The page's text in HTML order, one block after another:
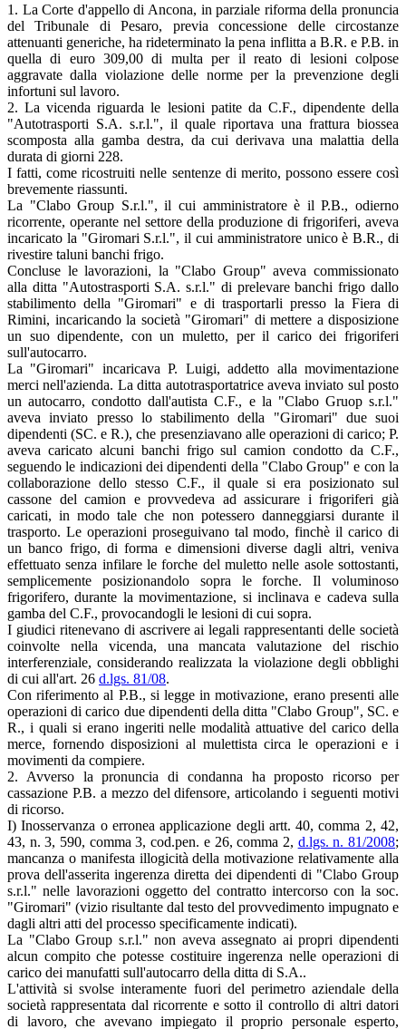
1. La Corte d'appello di Ancona, in parziale riforma della pronuncia
del Tribunale di Pesaro, previa concessione delle circostanze
attenuanti generiche, ha rideterminato la pena inflitta a B.R. e P.B. in
quella di euro 309,00 di multa per il reato di lesioni colpose
aggravate dalla violazione delle norme per la prevenzione degli
infortuni sul lavoro.
2. La vicenda riguarda le lesioni patite da C.F., dipendente della
"Autotrasporti S.A. s.r.l.", il quale riportava una frattura biossea
scomposta alla gamba destra, da cui derivava una malattia della
durata di giorni 228.
I fatti, come ricostruiti nelle sentenze di merito, possono essere così
brevemente riassunti.
La "Clabo Group S.r.l.", il cui amministratore è il P.B., odierno
ricorrente, operante nel settore della produzione di frigoriferi, aveva
incaricato la "Giromari S.r.l.", il cui amministratore unico è B.R., di
rivestire taluni banchi frigo.
Concluse le lavorazioni, la "Clabo Group" aveva commissionato
alla ditta "Autostrasporti S.A. s.r.l." di prelevare banchi frigo dallo
stabilimento della "Giromari" e di trasportarli presso la Fiera di
Rimini, incaricando la società "Giromari" di mettere a disposizione
un suo dipendente, con un muletto, per il carico dei frigoriferi
sull'autocarro.
La "Giromari" incaricava P. Luigi, addetto alla movimentazione
merci nell'azienda. La ditta autotrasportatrice aveva inviato sul posto
un autocarro, condotto dall'autista C.F., e la "Clabo Gruop s.r.l."
aveva inviato presso lo stabilimento della "Giromari" due suoi
dipendenti (SC. e R.), che presenziavano alle operazioni di carico; P.
aveva caricato alcuni banchi frigo sul camion condotto da C.F.,
seguendo le indicazioni dei dipendenti della "Clabo Group" e con la
collaborazione dello stesso C.F., il quale si era posizionato sul
cassone del camion e provvedeva ad assicurare i frigoriferi già
caricati, in modo tale che non potessero danneggiarsi durante il
trasporto. Le operazioni proseguivano tal modo, finchè il carico di
un banco frigo, di forma e dimensioni diverse dagli altri, veniva
effettuato senza infilare le forche del muletto nelle asole sottostanti,
semplicemente posizionandolo sopra le forche. Il voluminoso
frigorifero, durante la movimentazione, si inclinava e cadeva sulla
gamba del C.F., provocandogli le lesioni di cui sopra.
I giudici ritenevano di ascrivere ai legali rappresentanti delle società
coinvolte nella vicenda, una mancata valutazione del rischio
interferenziale, considerando realizzata la violazione degli obblighi
di cui all'art. 26 d.lgs. 81/08.
Con riferimento al P.B., si legge in motivazione, erano presenti alle
operazioni di carico due dipendenti della ditta "Clabo Group", SC. e
R., i quali si erano ingeriti nelle modalità attuative del carico della
merce, fornendo disposizioni al mulettista circa le operazioni e i
movimenti da compiere.
2. Avverso la pronuncia di condanna ha proposto ricorso per
cassazione P.B. a mezzo del difensore, articolando i seguenti motivi
di ricorso.
I) Inosservanza o erronea applicazione degli artt. 40, comma 2, 42,
43, n. 3, 590, comma 3, cod.pen. e 26, comma 2, d.lgs. n. 81/2008;
mancanza o manifesta illogicità della motivazione relativamente alla
prova dell'asserita ingerenza diretta dei dipendenti di "Clabo Group
s.r.l." nelle lavorazioni oggetto del contratto intercorso con la soc.
"Giromari" (vizio risultante dal testo del provvedimento impugnato e
dagli altri atti del processo specificamente indicati).
La "Clabo Group s.r.l." non aveva assegnato ai propri dipendenti
alcun compito che potesse costituire ingerenza nelle operazioni di
carico dei manufatti sull'autocarro della ditta di S.A..
L'attività si svolse interamente fuori del perimetro aziendale della
società rappresentata dal ricorrente e sotto il controllo di altri datori
di lavoro, che avevano impiegato il proprio personale esperto,